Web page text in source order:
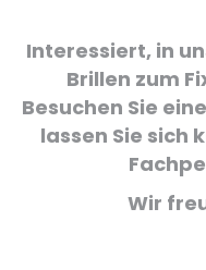
Interessiert, in
Brillen zum
Besuchen Sie
lassen Sie sich
Wir